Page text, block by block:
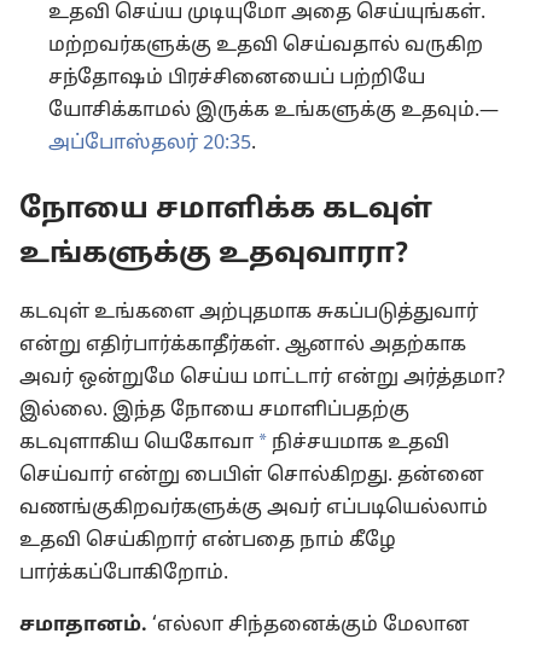
உதவி செய்ய முடியுமோ அதை செய்யுங்கள்.
மற்றவர்களுக்கு உதவி செய்வதால் வருகிற
சந்தோஷம் பிரச்சினையைப் பற்றியே
யோசிக்காமல் இருக்க உங்களுக்கு உதவும்.—
அப்போஸ்தலர் 20:35.
நோயை சமாளிக்க கடவுள்
உங்களுக்கு உதவுவாரா?
கடவுள் உங்களை அற்புதமாக சுகப்படுத்துவார்
என்று எதிர்பார்க்காதீர்கள். ஆனால் அதற்காக
அவர் ஒன்றுமே செய்ய மாட்டார் என்று அர்த்தமா?
இல்லை. இந்த நோயை சமாளிப்பதற்கு
கடவுளாகிய யெகோவா a நிச்சயமாக உதவி
செய்வார் என்று பைபிள் சொல்கிறது. தன்னை
வணங்குகிறவர்களுக்கு அவர் எப்படியெல்லாம்
உதவி செய்கிறார் என்பதை நாம் கீழே
பார்க்கப்போகிறோம்.
சமாதானம். ‘எல்லா சிந்தனைக்கும் மேலான